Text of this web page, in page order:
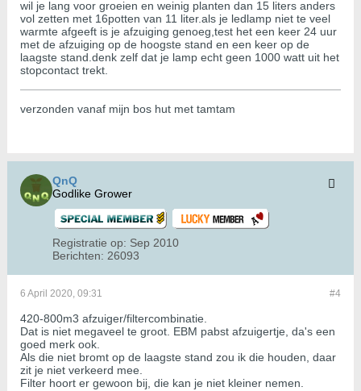
wil je lang voor groeien en weinig planten dan 15 liters anders
vol zetten met 16potten van 11 liter.als je ledlamp niet te veel
warmte afgeeft is je afzuiging genoeg,test het een keer 24 uur
met de afzuiging op de hoogste stand en een keer op de
laagste stand.denk zelf dat je lamp echt geen 1000 watt uit het
stopcontact trekt.
verzonden vanaf mijn bos hut met tamtam
QnQ
Godlike Grower
Registratie op: Sep 2010
Berichten: 26093
#4
6 April 2020, 09:31
420-800m3 afzuiger/filtercombinatie.
Dat is niet megaveel te groot. EBM pabst afzuigertje, da's een
goed merk ook.
Als die niet bromt op de laagste stand zou ik die houden, daar
zit je niet verkeerd mee.
Filter hoort er gewoon bij, die kan je niet kleiner nemen.